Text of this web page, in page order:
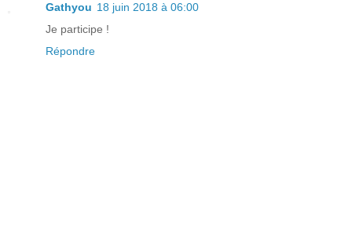
Gathyou 18 juin 2018 à 06:00
Je participe !
Répondre